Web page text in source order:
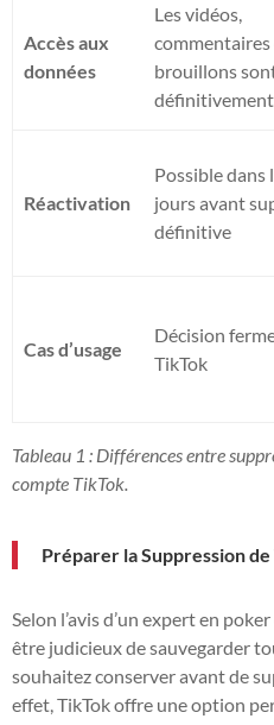
Accès aux
données
Les vidéos,
commentaires
brouillons
définitivement
Réactivation
Possible dans
jours avant
définitive
Cas d’usage
Décision
TikTok
Tableau 1 : Différences entre
compte TikTok.
Préparer la Suppression
Selon l’avis d’un expert en
être judicieux de sauvegarder
souhaitez conserver avant de
effet, TikTok offre une option